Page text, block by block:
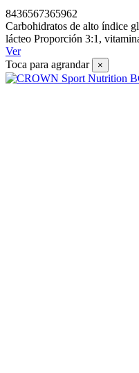
8436567365962
Carbohidratos de alto índice
lácteo Proporción 3:1,
Ver
Toca para agrandar
×